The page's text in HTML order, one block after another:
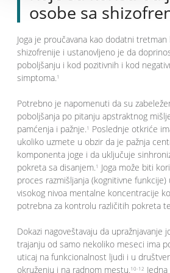
osobe sa
Joga je proučavana kao dodatni tretman
shizofrenije i ustanovljeno je da
poboljšanju i kod pozitivnih i kod
simptoma.1
Potrebno je napomenuti da su
poboljšanja po pitanju apstraktnog
pamćenja i pažnje.1
Poslednje otkriće
ukoliko uzmete u obzir da je pažnja
komponenta joge i da uključuje
pokreta sa disanjem.1
Joga može biti
proces razmišljanja (kognitivne funkcije)
visokog nivoa mentalne koncentracije
potrebna za kontrolu različitih pokreta
Dokazi nagoveštavaju da upražnjavanje
trajanju od samo nekoliko meseci ima
uticaj na funkcionalnost ljudi i u
okruženju i na radnom mestu.10-12